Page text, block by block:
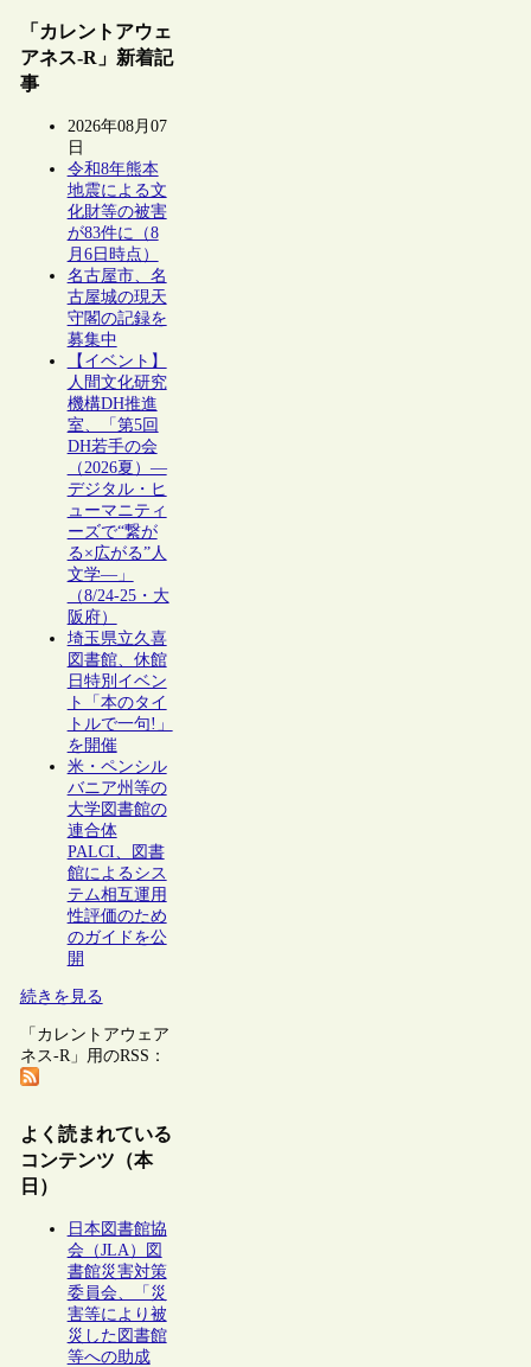
「カレントアウェ
アネス-R」新着記
事
2026年08月07
日
令和8年熊本
地震による文
化財等の被害
が83件に（8
月6日時点）
名古屋市、名
古屋城の現天
守閣の記録を
募集中
【イベント】
人間文化研究
機構DH推進
室、「第5回
DH若手の会
（2026夏）―
デジタル・ヒ
ューマニティ
ーズで“繋が
る×広がる”人
文学―」
（8/24-25・大
阪府）
埼玉県立久喜
図書館、休館
日特別イベン
ト「本のタイ
トルで一句!」
を開催
米・ペンシル
バニア州等の
大学図書館の
連合体
PALCI、図書
館によるシス
テム相互運用
性評価のため
のガイドを公
開
続きを見る
「カレントアウェア
ネス-R」用のRSS：
よく読まれている
コンテンツ（本
日）
日本図書館協
会（JLA）図
書館災害対策
委員会、「災
害等により被
災した図書館
等への助成